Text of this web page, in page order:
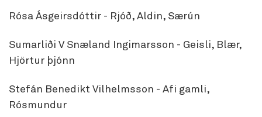
Rósa Ásgeirsdóttir - Rjóð, Aldin, Særún
Sumarliði V Snæland Ingimarsson - Geisli, Blær,
Hjörtur þjónn
Stefán Benedikt Vilhelmsson - Afi gamli,
Rósmundur